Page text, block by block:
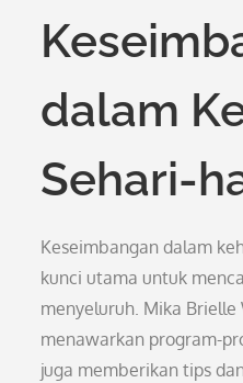
dalam
Sehari-
Keseimbangan dalam
kunci utama untuk
menyeluruh. Mika Brielle
menawarkan program-
juga memberikan tips